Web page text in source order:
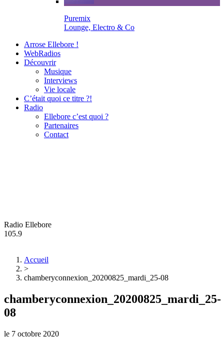
Puremix
Lounge, Electro & Co
Arrose Ellebore !
WebRadios
Découvrir
Musique
Interviews
Vie locale
C’était quoi ce titre ?!
Radio
Ellebore c’est quoi ?
Partenaires
Contact
Radio Ellebore
105.9
Accueil
>
chamberyconnexion_20200825_mardi_25-08
chamberyconnexion_20200825_mardi_25-
08
le 7 octobre 2020